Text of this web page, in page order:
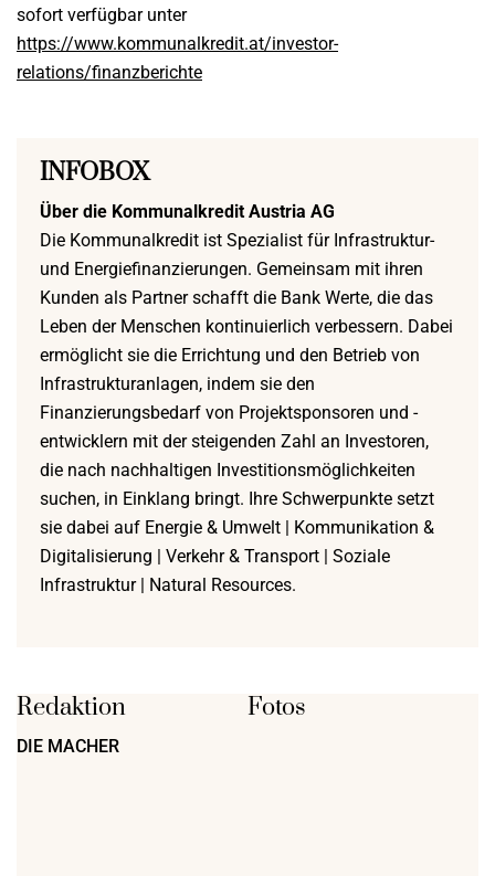
sofort verfügbar unter
https://www.kommunalkredit.at/investor-
relations/finanzberichte
INFOBOX
Über die Kommunalkredit Austria AG
Die Kommunalkredit ist Spezialist für Infrastruktur-
und Energiefinanzierungen. Gemeinsam mit ihren
Kunden als Partner schafft die Bank Werte, die das
Leben der Menschen kontinuierlich verbessern. Dabei
ermöglicht sie die Errichtung und den Betrieb von
Infrastrukturanlagen, indem sie den
Finanzierungsbedarf von Projektsponsoren und -
entwicklern mit der steigenden Zahl an Investoren,
die nach nachhaltigen Investitionsmöglichkeiten
suchen, in Einklang bringt. Ihre Schwerpunkte setzt
sie dabei auf Energie & Umwelt | Kommunikation &
Digitalisierung | Verkehr & Transport | Soziale
Infrastruktur | Natural Resources.
Redaktion
DIE MACHER
Fotos